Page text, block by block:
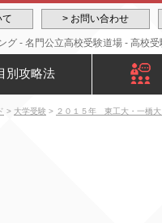
> お問い合わせ
て
- 名門公立高校受験道場 - 高校受
別攻略法
> 大学受験 > ２０１５年 東工大・一橋